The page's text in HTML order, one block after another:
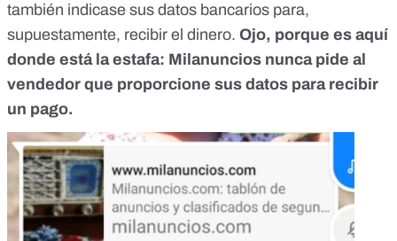
también indicase sus datos bancarios para,
supuestamente, recibir el dinero. Ojo, porque es aquí
donde está la estafa: Milanuncios nunca pide al
vendedor que proporcione sus datos para recibir
un pago.